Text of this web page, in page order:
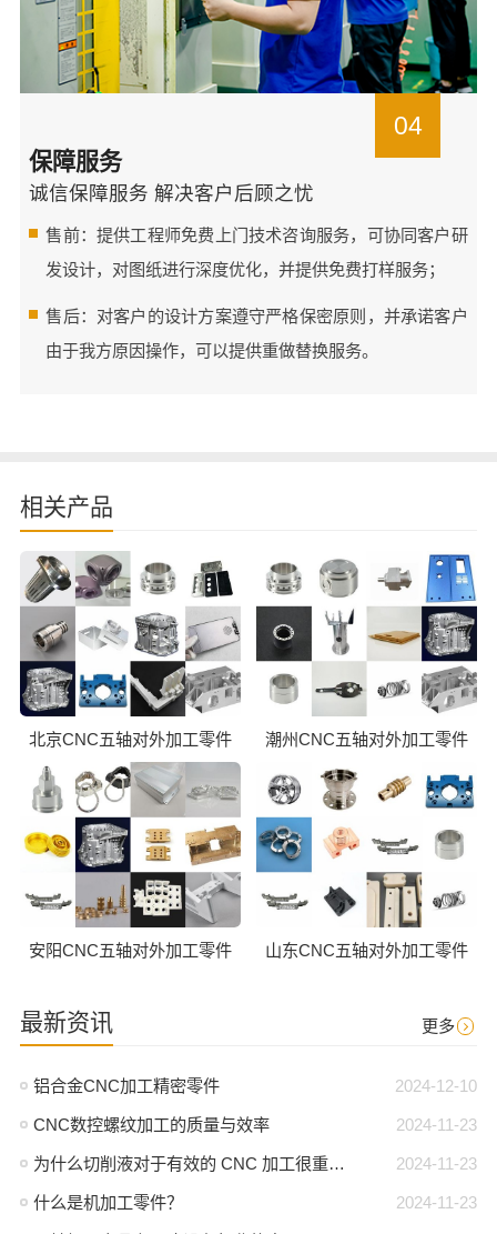
04
保障服务
诚信保障服务 解决客户后顾之忧
售前：提供工程师免费上门技术咨询服务，可协同客户研
发设计，对图纸进行深度优化，并提供免费打样服务；
售后：对客户的设计方案遵守严格保密原则，并承诺客户
由于我方原因操作，可以提供重做替换服务。
相关产品
北京CNC五轴对外加工零件 潮州CNC五轴对外加工零件
安阳CNC五轴对外加工零件 山东CNC五轴对外加工零件
最新资讯 更多
2024-12-10
铝合金CNC加工精密零件
2024-11-23
CNC数控螺纹加工的质量与效率
2024-11-23
为什么切削液对于有效的 CNC 加工很重要？
2024-11-23
什么是机加工零件？